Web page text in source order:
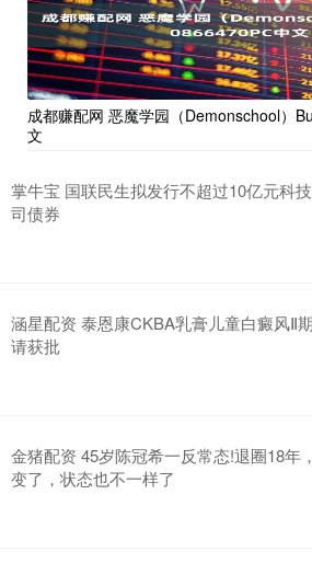
成都赚配网 恶魔学园（Demonschool）
文
掌牛宝 国联民生拟发行不超过10亿元科
司债券
涵星配资 泰恩康CKBA乳膏儿童白癜风Ⅱ
请获批
金猪配资 45岁陈冠希一反常态!退圈18年
变了，状态也不一样了